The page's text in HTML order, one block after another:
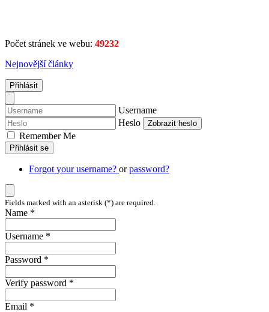
Počet stránek ve webu: 49232
Nejnovější články
Přihlásit
Username
Heslo
Zobrazit heslo
Remember Me
Přihlásit se
Forgot your username? orpassword?
Fields marked with an asterisk (*) are required.
Name *
Username *
Password *
Verify password *
Email *